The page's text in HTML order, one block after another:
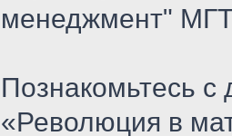
менеджмент"
Познакомьтесь
«Революция в